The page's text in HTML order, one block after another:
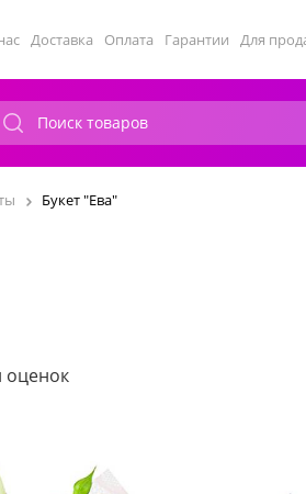
Доставка Оплата Гарантии Для
Букет "Ева"
оценок